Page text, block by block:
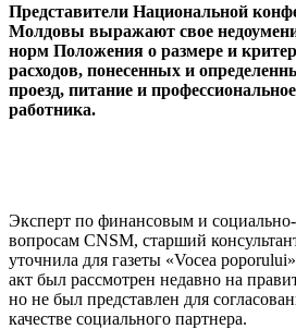
Представители Националь­ной
Молдовы выражают свое
норм Положения о размере и
расходов, понесен­ных и
проезд, питание и
работника.
Эксперт по финансовым и
вопросам CNSM, старший
уточни­ла для газеты «Vocea
акт был рассмотрен недавно на
но не был представлен для
качестве со­циального партнера.